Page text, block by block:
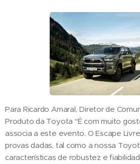
Para Ricardo Amaral, Diretor de
Produto da Toyota "É com muito
associa a este evento. O Escape
provas dadas, tal como a nossa
características de robustez e